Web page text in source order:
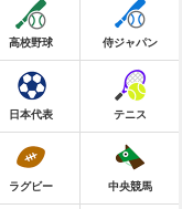
高校野球 侍ジャパン
日本代表 テニス
ラグビー 中央競馬